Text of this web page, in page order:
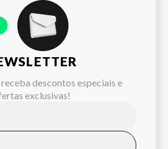
descontos especiais e
exclusivas!